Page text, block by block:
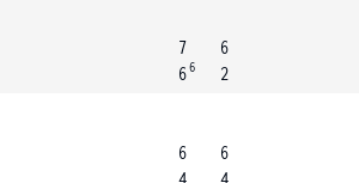
7
66
6
2
6
4
6
4